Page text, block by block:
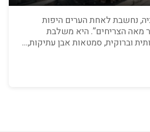
נחשבת לאחת הערים היפות
מאה הצריחים”. היא משלבת
וברוקית, סמטאות אבן עתיקות,...